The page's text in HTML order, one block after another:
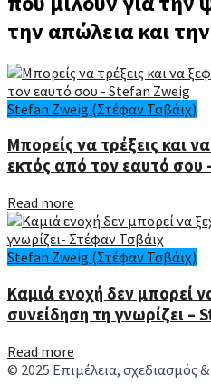
την απώλεια και
Stefan Zweig (Στέφαν Τσβάιχ)
Μπορείς να τρέξεις και
εκτός από τον εαυτό σου
Read more
Stefan Zweig (Στέφαν Τσβάιχ)
Καμιά ενοχή δεν μπορεί
συνείδηση τη γνωρίζει –
Read more
© 2025 Επιμέλεια, σχεδιασμός